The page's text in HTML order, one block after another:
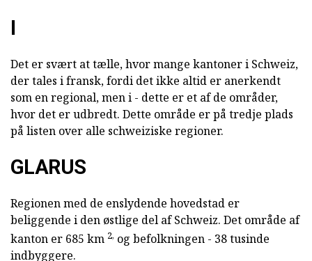
I
Det er svært at tælle, hvor mange kantoner i Schweiz,
der tales i fransk, fordi det ikke altid er anerkendt
som en regional, men i - dette er et af de områder,
hvor det er udbredt. Dette område er på tredje plads
på listen over alle schweiziske regioner.
GLARUS
Regionen med de enslydende hovedstad er
beliggende i den østlige del af Schweiz. Det område af
kanton er 685 km 2, og befolkningen - 38 tusinde
indbyggere.